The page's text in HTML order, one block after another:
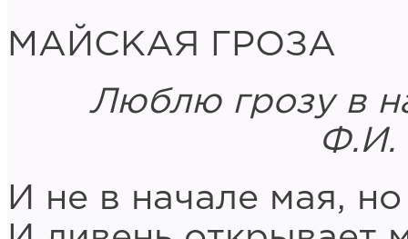
МАЙСКАЯ ГРОЗА
Люблю грозу в
Ф.И.
И не в начале мая, но